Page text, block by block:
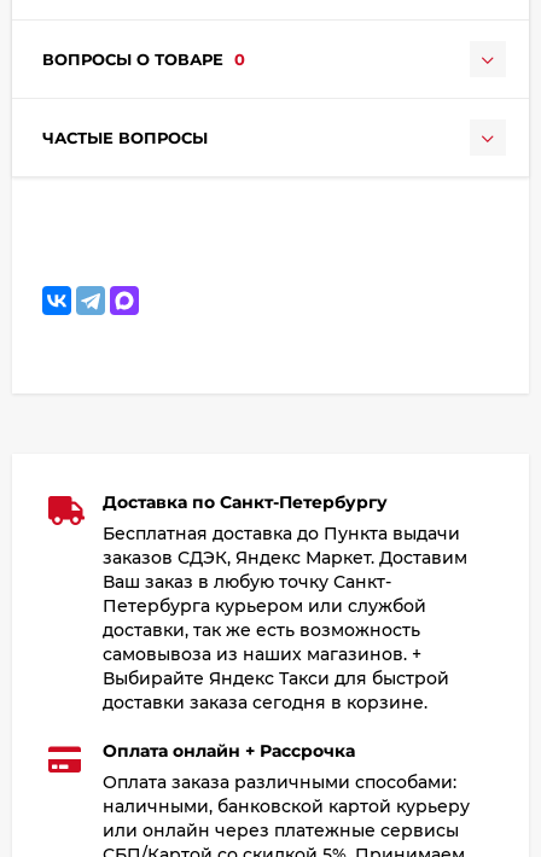
ВОПРОСЫ О ТОВАРЕ 0
ЧАСТЫЕ ВОПРОСЫ
Доставка по Санкт-Петербургу
Бесплатная доставка до Пункта выдачи
заказов СДЭК, Яндекс Маркет. Доставим
Ваш заказ в любую точку Санкт-
Петербурга курьером или службой
доставки, так же есть возможность
самовывоза из наших магазинов. +
Выбирайте Яндекс Такси для быстрой
доставки заказа сегодня в корзине.
Оплата онлайн + Рассрочка
Оплата заказа различными способами:
наличными, банковской картой курьеру
или онлайн через платежные сервисы